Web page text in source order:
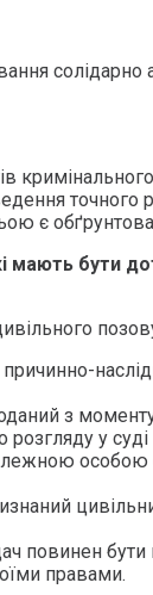
солідарно
є
мають бути
з
у
особою
повинен
правами.